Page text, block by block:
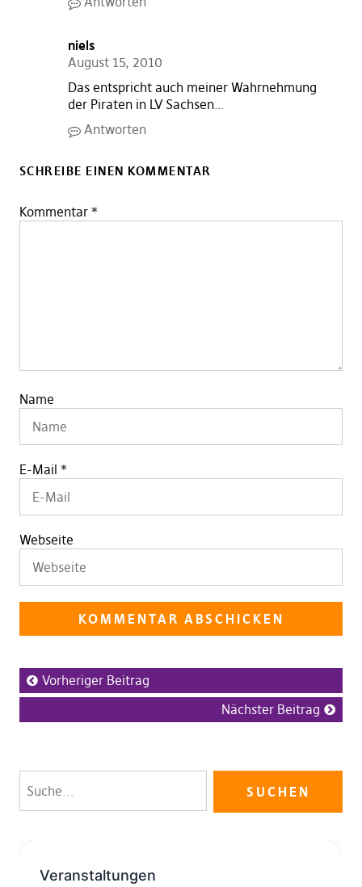
niels
August 15, 2010
Das entspricht auch meiner Wahrnehmung
der Piraten in LV Sachsen…
Antworten
SCHREIBE EINEN KOMMENTAR
Kommentar *
Name
E-Mail *
Webseite
Vorheriger Beitrag
Nächster Beitrag